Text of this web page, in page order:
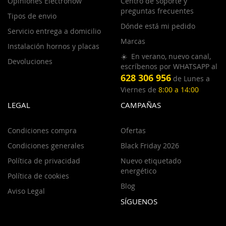
Tipos de envio
Servicio entrega a domicilio
Instalación hornos y placas
Devoluciones
preguntas frecuentes
Dónde está mi pedido
Marcas
☀️ En verano, nuevo canal,
escríbenos por WHATSAPP al
628 306 956 de Lunes a
Viernes de 8:00 a 14:00
LEGAL
Condiciones compra
Condiciones generales
Política de privacidad
Política de cookies
Aviso Legal
CAMPAÑAS
Ofertas
Black Friday 2026
Nuevo etiquetado
energético
Blog
SÍGUENOS